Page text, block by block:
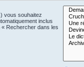
vous souhaitez
inclus
Rechercher dans les